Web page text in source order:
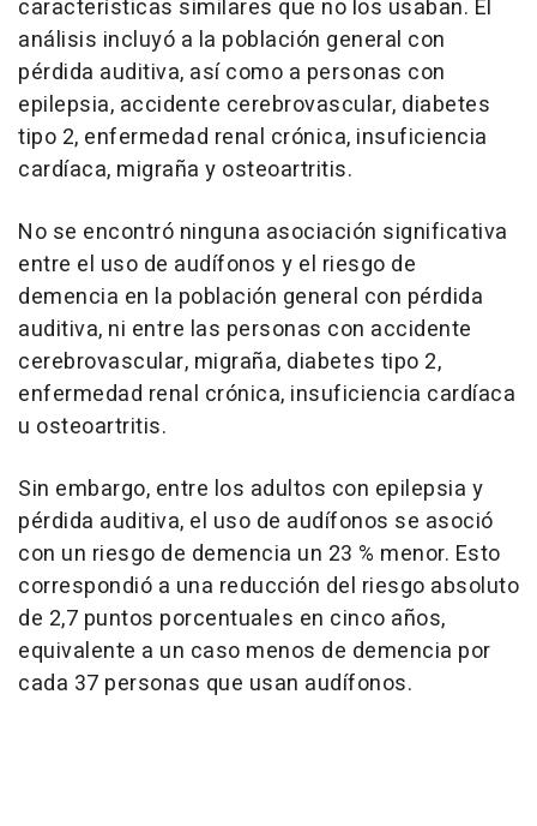
características similares que no los usaban. El
análisis incluyó a la población general con
pérdida auditiva, así como a personas con
epilepsia, accidente cerebrovascular, diabetes
tipo 2, enfermedad renal crónica, insuficiencia
cardíaca, migraña y osteoartritis.
No se encontró ninguna asociación significativa
entre el uso de audífonos y el riesgo de
demencia en la población general con pérdida
auditiva, ni entre las personas con accidente
cerebrovascular, migraña, diabetes tipo 2,
enfermedad renal crónica, insuficiencia cardíaca
u osteoartritis.
Sin embargo, entre los adultos con epilepsia y
pérdida auditiva, el uso de audífonos se asoció
con un riesgo de demencia un 23 % menor. Esto
correspondió a una reducción del riesgo absoluto
de 2,7 puntos porcentuales en cinco años,
equivalente a un caso menos de demencia por
cada 37 personas que usan audífonos.